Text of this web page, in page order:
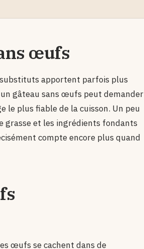
œufs
apportent parfois plus
gâteau sans œufs peut demander
le plus fiable de la cuisson. Un peu
grasse et les ingrédients fondants
compte encore plus quand
œufs se cachent dans de